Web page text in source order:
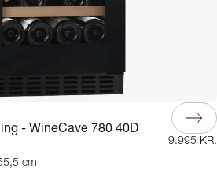
- WineCave 780 40D
cm
9.995 KR.